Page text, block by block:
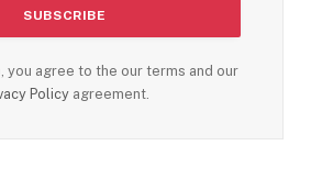
you agree to the our terms and our
Policy agreement.